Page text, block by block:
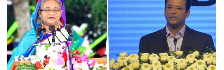
स्थिति में राहुल गांधी वहां नहीं पहुंच रहे हैं.